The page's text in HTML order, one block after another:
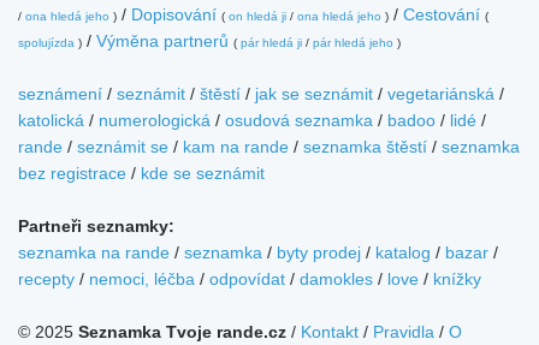
/ ona hledá jeho ) / Dopisování ( on hledá ji / ona hledá jeho ) / Cestování (
spolujízda ) / Výměna partnerů ( pár hledá ji / pár hledá jeho )
seznámení / seznámit / štěstí / jak se seznámit / vegetariánská /
katolická / numerologická / osudová seznamka / badoo / lidé /
rande / seznámit se / kam na rande / seznamka štěstí / seznamka
bez registrace / kde se seznámit
Partneři seznamky:
seznamka na rande / seznamka / byty prodej / katalog / bazar /
recepty / nemoci, léčba / odpovídat / damokles / love / knížky
© 2025 Seznamka Tvoje rande.cz / Kontakt / Pravidla / O